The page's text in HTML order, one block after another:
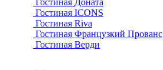
Гостиная ICONS
Гостиная Riva
Гостиная Французкий Прованс
Гостиная Верди